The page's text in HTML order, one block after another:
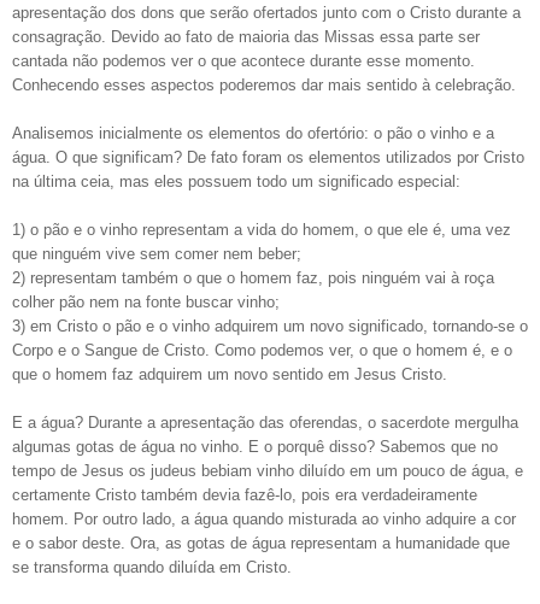
apresentação dos dons que serão ofertados junto com o Cristo durante a
consagração. Devido ao fato de maioria das Missas essa parte ser
cantada não podemos ver o que acontece durante esse momento.
Conhecendo esses aspectos poderemos dar mais sentido à celebração.
Analisemos inicialmente os elementos do ofertório: o pão o vinho e a
água. O que significam? De fato foram os elementos utilizados por Cristo
na última ceia, mas eles possuem todo um significado especial:
1) o pão e o vinho representam a vida do homem, o que ele é, uma vez
que ninguém vive sem comer nem beber;
2) representam também o que o homem faz, pois ninguém vai à roça
colher pão nem na fonte buscar vinho;
3) em Cristo o pão e o vinho adquirem um novo significado, tornando-se o
Corpo e o Sangue de Cristo. Como podemos ver, o que o homem é, e o
que o homem faz adquirem um novo sentido em Jesus Cristo.
E a água? Durante a apresentação das oferendas, o sacerdote mergulha
algumas gotas de água no vinho. E o porquê disso? Sabemos que no
tempo de Jesus os judeus bebiam vinho diluído em um pouco de água, e
certamente Cristo também devia fazê-lo, pois era verdadeiramente
homem. Por outro lado, a água quando misturada ao vinho adquire a cor
e o sabor deste. Ora, as gotas de água representam a humanidade que
se transforma quando diluída em Cristo.